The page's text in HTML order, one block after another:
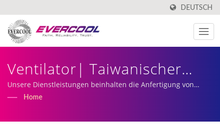
DEUTSCH
Ventilator| Taiwanischer
Hersteller Von Aluminium-
Unsere Dienstleistungen beinhalten die Anfertigung von
maßgeschneiderten DC-Lüftern und die Produktion und
Home